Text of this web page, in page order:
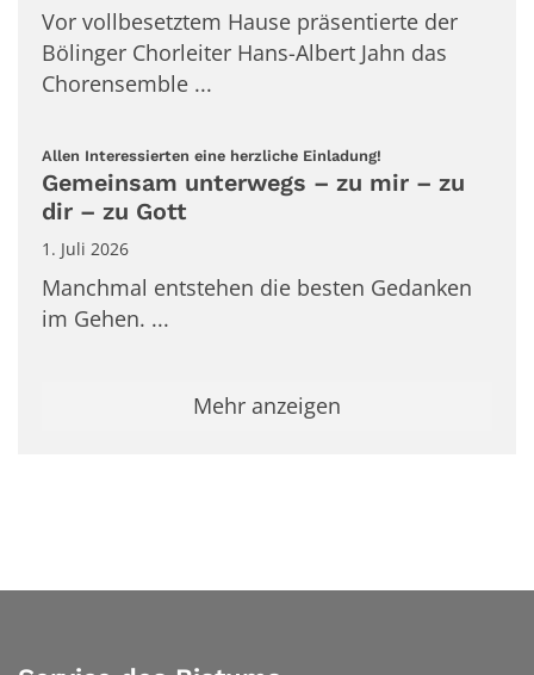
Vor vollbesetztem Hause präsentierte der
Bölinger Chorleiter Hans-Albert Jahn das
Chorensemble ...
Allen Interessierten eine herzliche Einladung!
Gemeinsam unterwegs – zu mir – zu
dir – zu Gott
1. Juli 2026
Manchmal entstehen die besten Gedanken
im Gehen. ...
Mehr anzeigen